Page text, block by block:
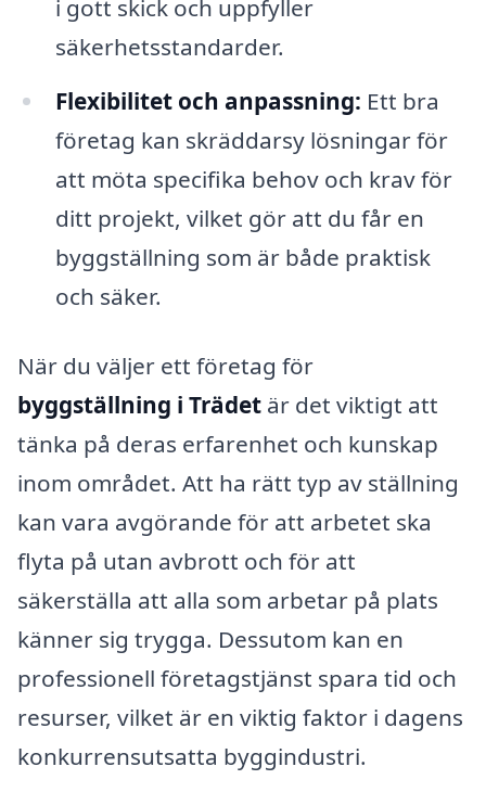
i gott skick och uppfyller
säkerhetsstandarder.
Flexibilitet och anpassning: Ett bra
företag kan skräddarsy lösningar för
att möta specifika behov och krav för
ditt projekt, vilket gör att du får en
byggställning som är både praktisk
och säker.
När du väljer ett företag för
byggställning i Trädet är det viktigt att
tänka på deras erfarenhet och kunskap
inom området. Att ha rätt typ av ställning
kan vara avgörande för att arbetet ska
flyta på utan avbrott och för att
säkerställa att alla som arbetar på plats
känner sig trygga. Dessutom kan en
professionell företagstjänst spara tid och
resurser, vilket är en viktig faktor i dagens
konkurrensutsatta byggindustri.